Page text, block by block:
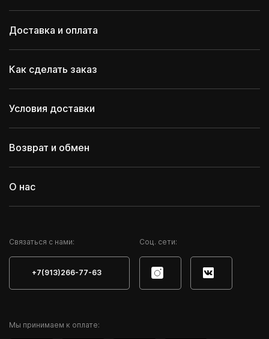
Доставка и оплата
Как сделать заказ
Условия доставки
Возврат и обмен
О нас
Мы принимаем к оплате:
Cвязаться с нами:
+7(913)266-77-63
Соц. сети: